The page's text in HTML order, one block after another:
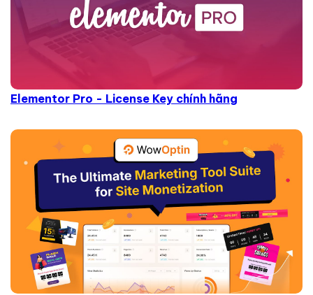
Elementor Pro - License Key chính hãng